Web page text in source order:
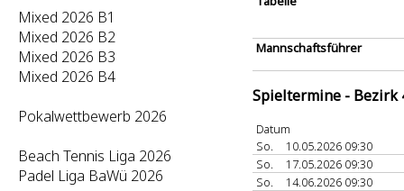
Mixed 2026 B1
Mixed 2026 B2
Mixed 2026 B3
Mixed 2026 B4
Pokalwettbewerb 2026
Beach Tennis Liga 2026
Padel Liga BaWü 2026
Mannschaftsführer
Spieltermine - Bezirk
Datum
So.
10.05.2026 09:30
So.
17.05.2026 09:30
So.
14.06.2026 09:30